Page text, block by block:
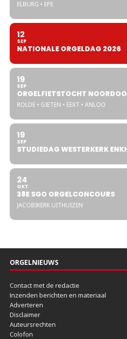
ELBURG • EPE
12
SEP
NATIONALE ORGELDAG 2026
19
SEP
ORGELFIETSTOCHT
ROLDE • GIETEN • EEXT • ANLOO
19
SEP
STUDIEDAG WESTERKERK
24
OKT
38E SGO ORGELCONCOURS
JACOBIKERK UITHUIZEN
ORGELNIEUWS
Contact met de redactie
Inzenden berichten en materiaal
Adverteren
Disclaimer
Auteursrechten
Colofon